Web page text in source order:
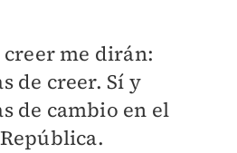
creer me dirán:
de creer. Sí y
de cambio en el